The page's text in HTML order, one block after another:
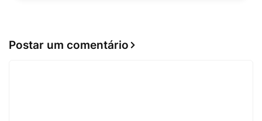
Postar um comentário